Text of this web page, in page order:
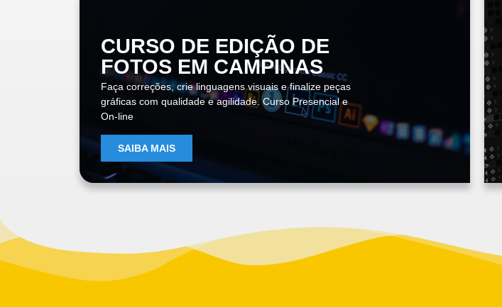
CURSO DE EDIÇÃO DE
FOTOS EM CAMPINAS
Faça correções, crie linguagens visuais e finalize peças
gráficas com qualidade e agilidade. Curso Presencial e
On-line
SAIBA MAIS